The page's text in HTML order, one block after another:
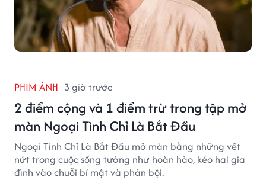
PHIM ẢNH 3 giờ trước
2 điểm cộng và 1 điểm trừ trong tập mở
màn Ngoại Tình Chỉ Là Bắt Đầu
Ngoại Tình Chỉ Là Bắt Đầu mở màn bằng những vết
nứt trong cuộc sống tưởng như hoàn hảo, kéo hai gia
đình vào chuỗi bí mật và phản bội.